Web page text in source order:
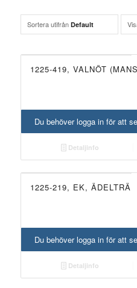
Sortera utifrån Default
1225-419, VALNÖT
Du behöver logga in för att
Detaljinfo
1225-219, EK, ÄDELTRÄ
Du behöver logga in för att
Detaljinfo